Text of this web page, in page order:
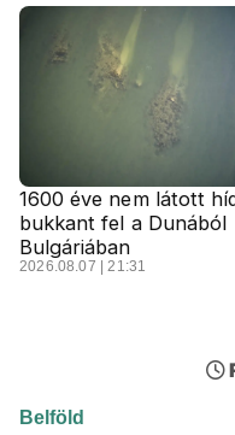
1600 éve nem látott
bukkant fel a Dunából
Bulgáriában
2026.08.07 | 21:31
Belföld